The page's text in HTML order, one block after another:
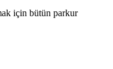
için bütün parkur